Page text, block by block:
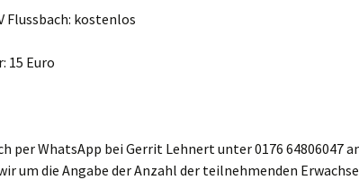
Flussbach: kostenlos
15 Euro
per WhatsApp bei Gerrit Lehnert unter 0176 64806047
um die Angabe der Anzahl der teilnehmenden